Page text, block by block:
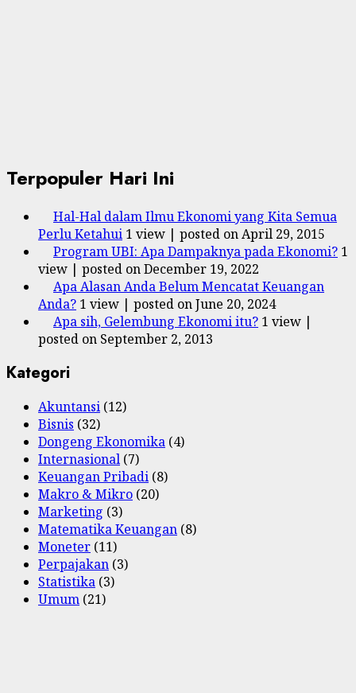
Terpopuler Hari Ini
Hal-Hal dalam Ilmu Ekonomi yang Kita Semua
Perlu Ketahui 1 view | posted on April 29, 2015
Program UBI: Apa Dampaknya pada Ekonomi? 1
view | posted on December 19, 2022
Apa Alasan Anda Belum Mencatat Keuangan
Anda? 1 view | posted on June 20, 2024
Apa sih, Gelembung Ekonomi itu? 1 view |
posted on September 2, 2013
Kategori
Akuntansi (12)
Bisnis (32)
Dongeng Ekonomika (4)
Internasional (7)
Keuangan Pribadi (8)
Makro & Mikro (20)
Marketing (3)
Matematika Keuangan (8)
Moneter (11)
Perpajakan (3)
Statistika (3)
Umum (21)